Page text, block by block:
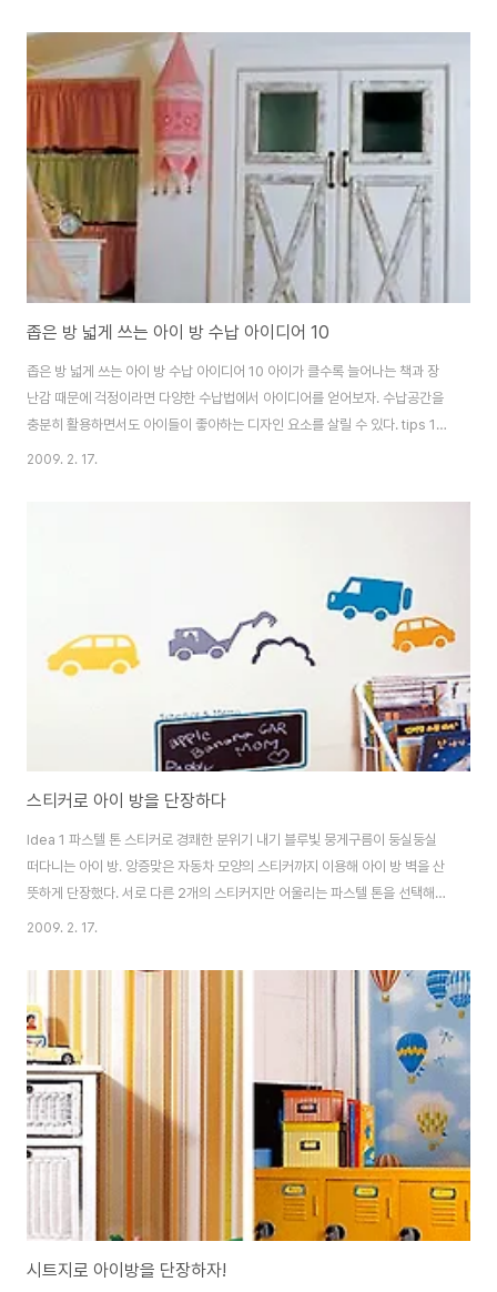
어떤 취미를 가지고 있는지를 짐작케 할 만큼 개성이 뚜렷하게 나타난다. 그러
나 우리나라 엄마들이 외국 아이의 어질러진 아이 방을 보면, 저렇게 어수선한
곳에서 아이가 어떻게 생활할 수 있을까 하는 의구심을 가지며 거부감을 느끼
게 된다. 그렇다면 우리나라 아이 방은 어떨까. 대부분 철수의 방인지 민수의 방
인지 구별할 수 없을 ..
좁은 방 넓게 쓰는 아이 방 수납 아이디어 10
좁은 방 넓게 쓰는 아이 방 수납 아이디어 10 아이가 클수록 늘어나는 책과 장
난감 때문에 걱정이라면 다양한 수납법에서 아이디어를 얻어보자. 수납공간을
충분히 활용하면서도 아이들이 좋아하는 디자인 요소를 살릴 수 있다. tips 1
한쪽 벽면 전체를 디자인 붙박이장으로 삼각지붕 집 모양으로 디자인된 벽은
들을 넣어둘 수 있다. tips 2 오픈 선반에 커튼 달기 자주 꺼내 쓰는 물건들을
의 옷장이라고 해도 수납칸을 어떻게 나누느냐에 따라 공간 활용이 달라진다.
2009. 2. 17.
스티커로 아이 방을 단장하다
Idea 1 파스텔 톤 스티커로 경쾌한 분위기 내기 블루빛 뭉게구름이 둥실둥실
떠다니는 아이 방. 앙증맞은 자동차 모양의 스티커까지 이용해 아이 방 벽을 산
뜻하게 단장했다. 서로 다른 2개의 스티커지만 어울리는 파스텔 톤을 선택해
조화를 이룬다. 별것 아닌 것 같지만 하늘 스티커는 천장 쪽으로, 자동차 스티커
리. 자동차 놀이 1만8천원, 아리. Idea 2 아이와 함께 귀여운 고양이 만나기 예
쁜 고양이들이 자유롭게 방에서 장난을 치는 생각만으로도 아이들은 기뻐할
듯. 아이와 함께 방 곳곳에 고양이 스티커를 붙여 보자. 다양한 포즈의 고양이와
귀여운 발자국 스티커로 아이 방이 한층 활기차졌다. 특히 책장의 빈 벽에 붙인
장난치는..
2009. 2. 17.
시트지로 아이방을 단장하자!